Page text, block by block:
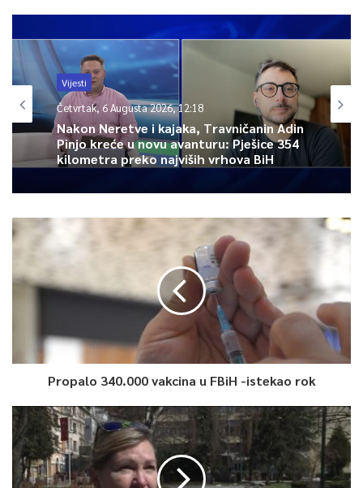
listića. Mekić je kao primjer za tu tvrdnju naveo Damira
Imamovića kojem je Europa dala priznanje, dok mi nismo”,
istakao je.
0
Vijesti
Četvrtak, 6 Augusta 2026, 12:18
Nakon Neretve i kajaka, Travničanin Adin
Pinjo kreće u novu avanturu: Pješice 354
kilometra preko najviših vrhova BiH
Propalo 340.000 vakcina u FBiH -istekao rok